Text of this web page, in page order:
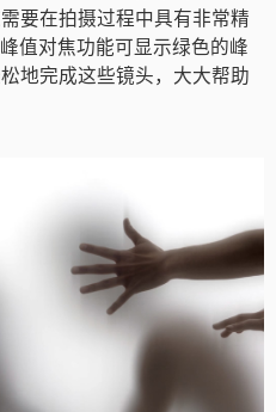
要在拍摄过程中具有非常精
值对焦功能可显示绿色的峰
地完成这些镜头，大大帮助